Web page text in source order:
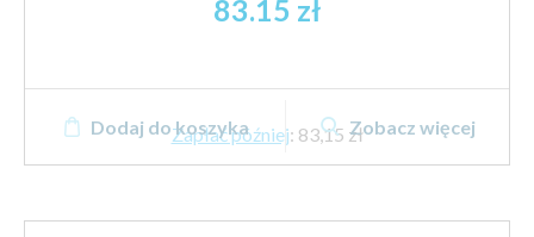
83.15 zł
Zapłać później: 83,15 zł
Dodaj do koszyka Zobacz więcej